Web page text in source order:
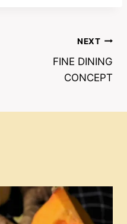
NEXT
FINE DINING
CONCEPT